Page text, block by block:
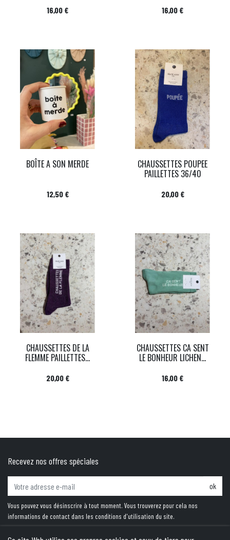
Prix
16,00 € Prix
16,00 €
BOÎTE A SON MERDE
Prix
12,50 €
CHAUSSETTES POUPEE
PAILLETTES 36/40
Prix
20,00 €
CHAUSSETTES DE LA
FLEMME PAILLETTES...
Prix
20,00 €
CHAUSSETTES CA SENT
LE BONHEUR LICHEN...
Prix
16,00 €
Recevez nos offres spéciales
ok
Vous pouvez vous désinscrire à tout moment. Vous trouverez pour cela nos
informations de contact dans les conditions d'utilisation du site.